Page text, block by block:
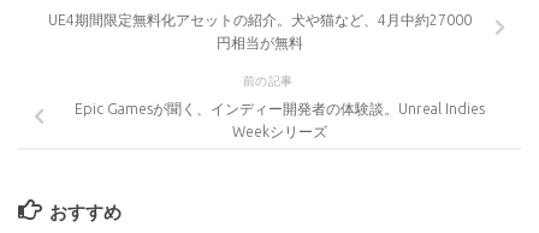
UE4期間限定無料化アセットの紹介。犬や猫など、4月中約27000
円相当が無料
前の記事
Epic Gamesが聞く、インディー開発者の体験談。Unreal Indies
Weekシリーズ
おすすめ